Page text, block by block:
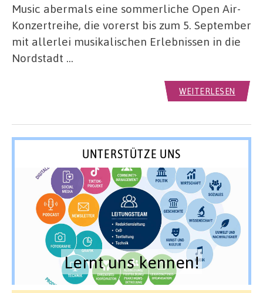
Music abermals eine sommerliche Open Air-
Konzertreihe, die vorerst bis zum 5. September
mit allerlei musikalischen Erlebnissen in die
Nordstadt …
WEITERLESEN
UNTERSTÜTZE UNS
Lernt uns kennen!